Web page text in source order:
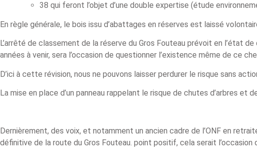
38 qui feront l’objet d’une double expertise (étude
En règle générale, le bois issu d’abattages en réserves est laissé
L’arrêté de classement de la réserve du Gros Fouteau prévoit en l’état
années à venir, sera l’occasion de questionner l’existence même de ce
D’ici à cette révision, nous ne pouvons laisser perdurer le risque sans
La mise en place d’un panneau rappelant le risque de chutes d’arbres et
Dernièrement, des voix, et notamment un ancien cadre de l’ONF en
définitive de la route du Gros Fouteau. point positif, cela serait